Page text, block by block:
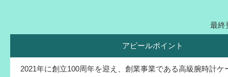
最終
アピールポイント
2021年に創立100周年を迎え、創業事業である高級腕時計ケ